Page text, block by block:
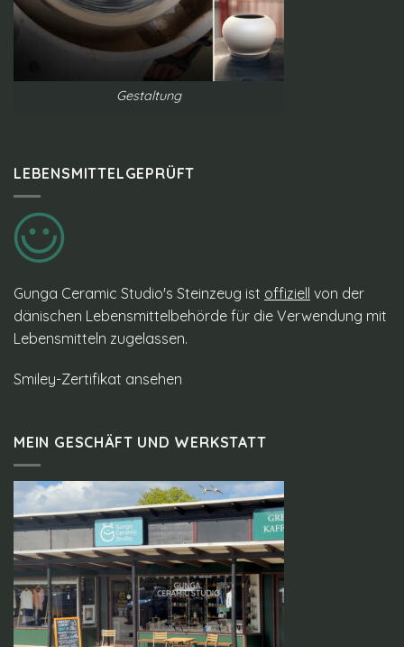
Gestaltung
LEBENSMITTELGEPRÜFT
Gunga Ceramic Studio's Steinzeug ist offiziell von der
dänischen Lebensmittelbehörde für die Verwendung mit
Lebensmitteln zugelassen.
Smiley-Zertifikat ansehen
MEIN GESCHÄFT UND WERKSTATT